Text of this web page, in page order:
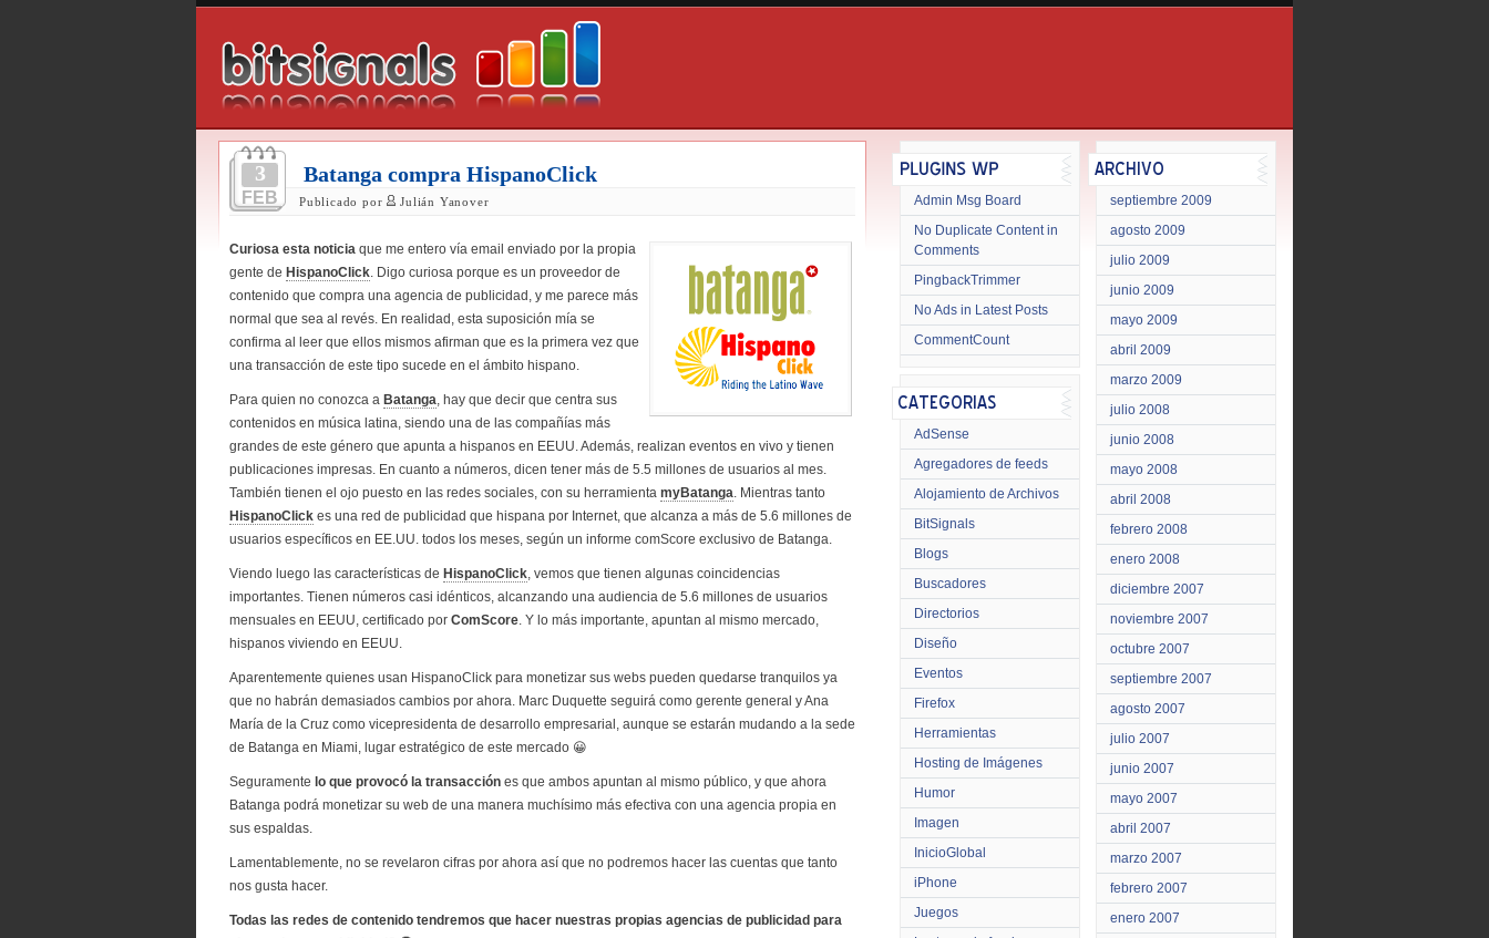
3
FEB
Batanga compra HispanoClick
Publicado por Julián Yanover
Curiosa esta noticia que me entero vía email enviado por la propia
gente de HispanoClick. Digo curiosa porque es un proveedor de
contenido que compra una agencia de publicidad, y me parece más
normal que sea al revés. En realidad, esta suposición mía se
confirma al leer que ellos mismos afirman que es la primera vez que
una transacción de este tipo sucede en el ámbito hispano.
Para quien no conozca a Batanga, hay que decir que centra sus
contenidos en música latina, siendo una de las compañías más
grandes de este género que apunta a hispanos en EEUU. Además, realizan eventos en vivo y tienen
publicaciones impresas. En cuanto a números, dicen tener más de 5.5 millones de usuarios al mes.
También tienen el ojo puesto en las redes sociales, con su herramienta myBatanga. Mientras tanto
HispanoClick es una red de publicidad que hispana por Internet, que alcanza a más de 5.6 millones de
usuarios específicos en EE.UU. todos los meses, según un informe comScore exclusivo de Batanga.
Viendo luego las características de HispanoClick, vemos que tienen algunas coincidencias
importantes. Tienen números casi idénticos, alcanzando una audiencia de 5.6 millones de usuarios
mensuales en EEUU, certificado por ComScore. Y lo más importante, apuntan al mismo mercado,
hispanos viviendo en EEUU.
Aparentemente quienes usan HispanoClick para monetizar sus webs pueden quedarse tranquilos ya
que no habrán demasiados cambios por ahora. Marc Duquette seguirá como gerente general y Ana
María de la Cruz como vicepresidenta de desarrollo empresarial, aunque se estarán mudando a la sede
de Batanga en Miami, lugar estratégico de este mercado 😀
Seguramente lo que provocó la transacción es que ambos apuntan al mismo público, y que ahora
Batanga podrá monetizar su web de una manera muchísimo más efectiva con una agencia propia en
sus espaldas.
Lamentablemente, no se revelaron cifras por ahora así que no podremos hacer las cuentas que tanto
nos gusta hacer.
Todas las redes de contenido tendremos que hacer nuestras propias agencias de publicidad para
Admin Msg Board
No Duplicate Content in
Comments
PingbackTrimmer
No Ads in Latest Posts
CommentCount
AdSense
Agregadores de feeds
Alojamiento de Archivos
BitSignals
Blogs
Buscadores
Directorios
Diseño
Eventos
Firefox
Herramientas
Hosting de Imágenes
Humor
Imagen
InicioGlobal
iPhone
Juegos
septiembre 2009
agosto 2009
julio 2009
junio 2009
mayo 2009
abril 2009
marzo 2009
julio 2008
junio 2008
mayo 2008
abril 2008
febrero 2008
enero 2008
diciembre 2007
noviembre 2007
octubre 2007
septiembre 2007
agosto 2007
julio 2007
junio 2007
mayo 2007
abril 2007
marzo 2007
febrero 2007
enero 2007